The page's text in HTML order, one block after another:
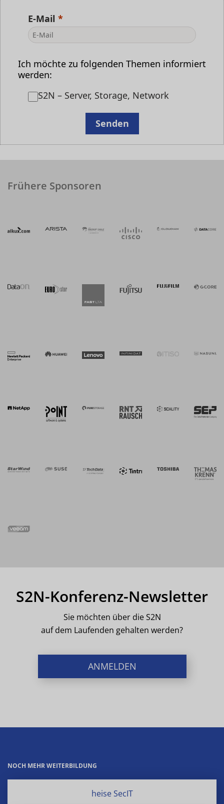
E-Mail
Ich möchte zu folgenden Themen informiert
werden:
S2N – Server, Storage, Network
Senden
Frühere Sponsoren
S2N-Konferenz-Newsletter
Sie möchten über die S2N
auf dem Laufenden gehalten werden?
ANMELDEN
NOCH MEHR WEITERBILDUNG
heise SecIT